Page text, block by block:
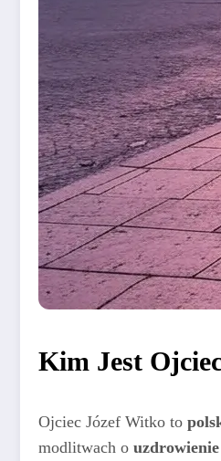
Kim Jest
Ojciec Józef Witko to
modlitwach o uzdrowienie